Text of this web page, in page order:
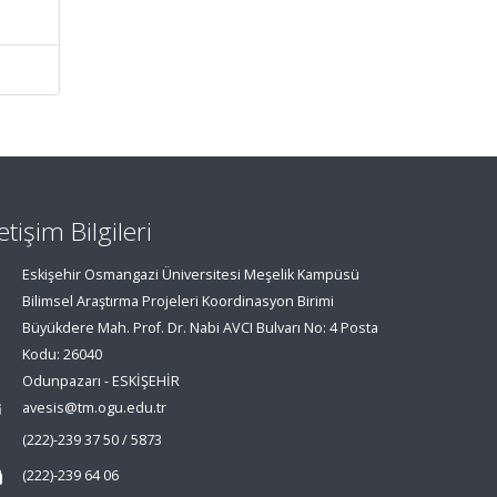
Bilgileri
Eskişehir Osmangazi Üniversitesi Meşelik Kampüsü
Bilimsel Araştırma Projeleri Koordinasyon Birimi
Büyükdere Mah. Prof. Dr. Nabi AVCI Bulvarı No: 4 Posta
Kodu: 26040
Odunpazarı - ESKİŞEHİR
avesis@tm.ogu.edu.tr
(222)-239 37 50 / 5873
(222)-239 64 06